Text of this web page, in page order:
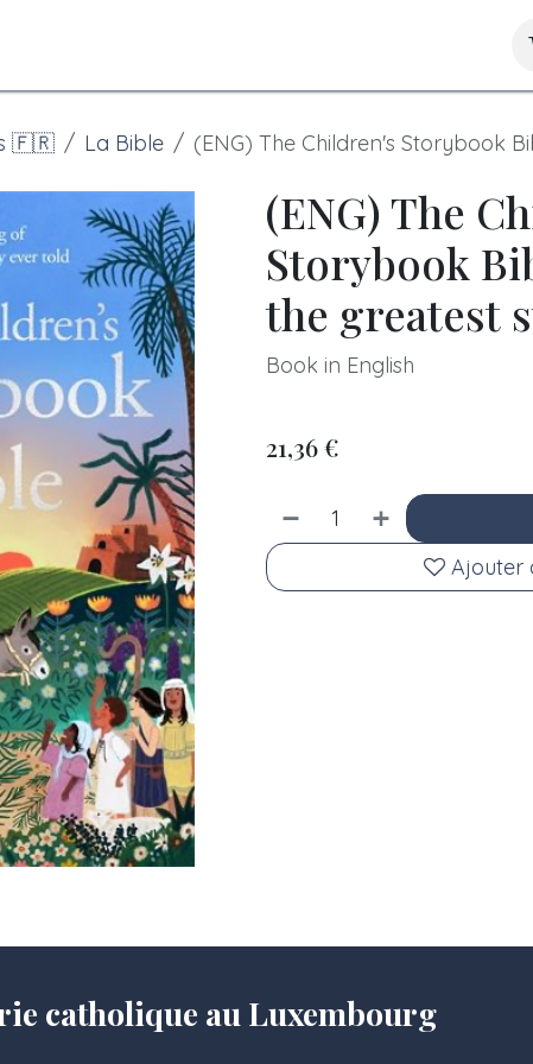
🇫🇷 La Bible (ENG) The Children's Storybook
(ENG) The
Storybook
the greatest
Book in English
21,36€
Ajouter
catholique au Luxembourg